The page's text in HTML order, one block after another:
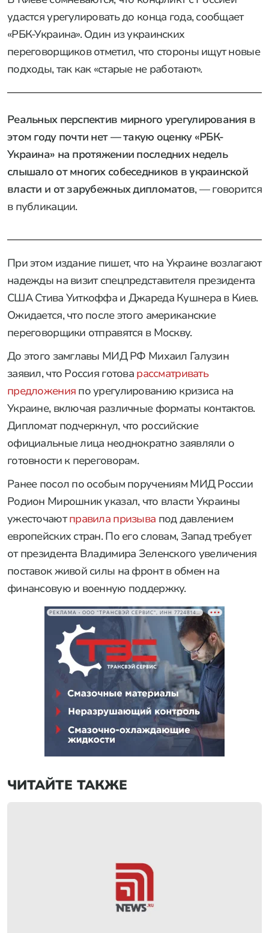
удастся урегулировать до конца года, сообщает
«РБК-Украина». Один из украинских
переговорщиков отметил, что стороны ищут новые
подходы, так как «старые не работают».
Реальных перспектив мирного урегулирования в
этом году почти нет — такую оценку «РБК-
Украина» на протяжении последних недель
слышало от многих собеседников в украинской
власти и от зарубежных дипломатов, — говорится
в публикации.
При этом издание пишет, что на Украине возлагают
надежды на визит спецпредставителя президента
США Стива Уиткоффа и Джареда Кушнера в Киев.
Ожидается, что после этого американские
переговорщики отправятся в Москву.
До этого замглавы МИД РФ Михаил Галузин
заявил, что Россия готова рассматривать
предложения по урегулированию кризиса на
Украине, включая различные форматы контактов.
Дипломат подчеркнул, что российские
официальные лица неоднократно заявляли о
готовности к переговорам.
Ранее посол по особым поручениям МИД России
Родион Мирошник указал, что власти Украины
ужесточаютправила призыва под давлением
европейских стран. По его словам, Запад требует
от президента Владимира Зеленского увеличения
поставок живой силы на фронт в обмен на
финансовую и военную поддержку.
ЧИТАЙТЕ ТАКЖЕ